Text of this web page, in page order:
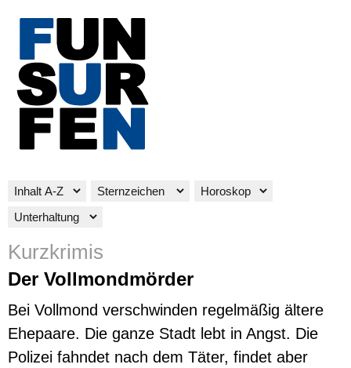
Kurzkrimis
Der Vollmondmörder
Bei Vollmond verschwinden regelmäßig ältere
Ehepaare. Die ganze Stadt lebt in Angst. Die
Polizei fahndet nach dem Täter, findet aber